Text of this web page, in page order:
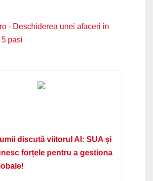
discută viitorul AI: SUA și
forțele pentru a gestiona